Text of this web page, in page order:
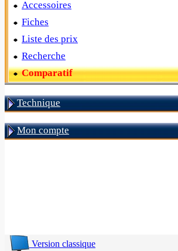
Accessoires
Fiches
Liste des prix
Recherche
Comparatif
Technique
Mon compte
Version classique